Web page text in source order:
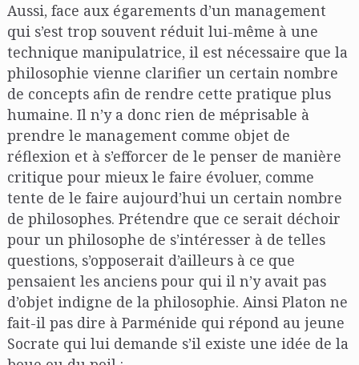
Aussi, face aux égarements d’un management
qui s’est trop souvent réduit lui-même à une
technique manipulatrice, il est nécessaire que la
philosophie vienne clarifier un certain nombre
de concepts afin de rendre cette pratique plus
humaine. Il n’y a donc rien de méprisable à
prendre le management comme objet de
réflexion et à s’efforcer de le penser de manière
critique pour mieux le faire évoluer, comme
tente de le faire aujourd’hui un certain nombre
de philosophes. Prétendre que ce serait déchoir
pour un philosophe de s’intéresser à de telles
questions, s’opposerait d’ailleurs à ce que
pensaient les anciens pour qui il n’y avait pas
d’objet indigne de la philosophie. Ainsi Platon ne
fait-il pas dire à Parménide qui répond au jeune
Socrate qui lui demande s’il existe une idée de la